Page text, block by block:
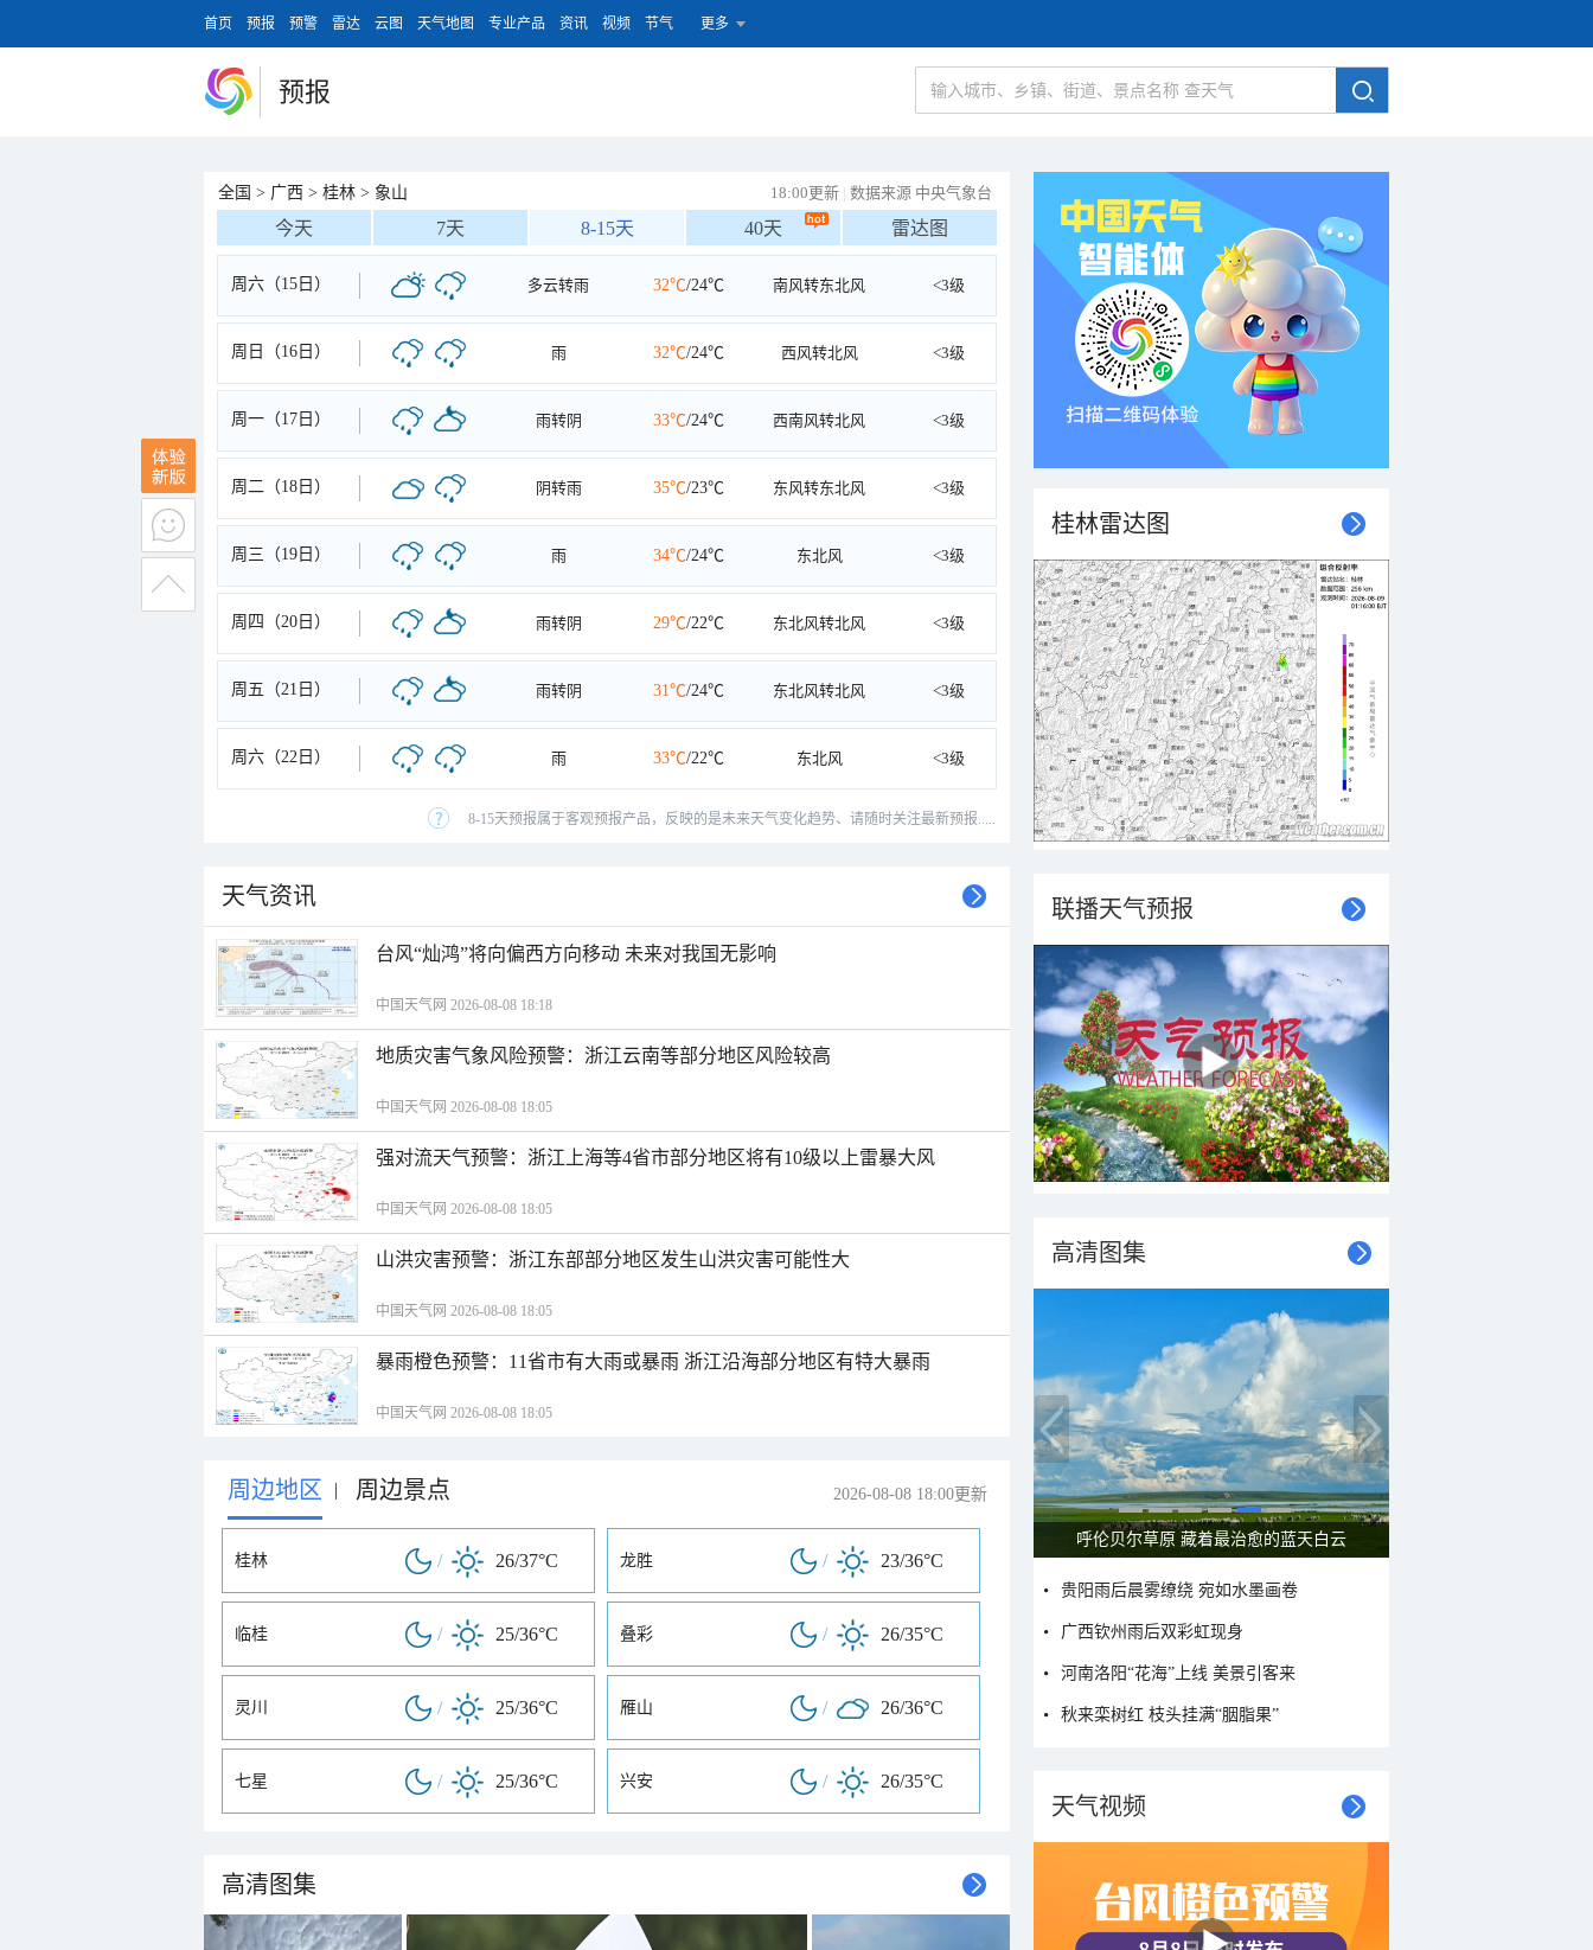
首页 预报 预警 雷达 云图 天气地图 专业产品 资讯 视频 节气 更多
预报
全国 > 广西 > 桂林 > 象山 18:00更新 | 数据来源 中央气象台
今天 7天 8-15天 40天 雷达图
周六（15日） 多云转雨 32℃/24℃ 南风转东北风 <3级
周日（16日） 雨 32℃/24℃ 西风转北风 <3级
周一（17日） 雨转阴 33℃/24℃ 西南风转北风 <3级
周二（18日） 阴转雨 35℃/23℃ 东风转东北风 <3级
周三（19日） 雨 34℃/24℃ 东北风 <3级
周四（20日） 雨转阴 29℃/22℃ 东北风转北风 <3级
周五（21日） 雨转阴 31℃/24℃ 东北风转北风 <3级
周六（22日） 雨 33℃/22℃ 东北风 <3级
8-15天预报属于客观预报产品，反映的是未来天气变化趋势、请随时关注最新预报.....
天气资讯
台风“灿鸿”将向偏西方向移动 未来对我国无影响
中国天气网 2026-08-08 18:18
地质灾害气象风险预警：浙江云南等部分地区风险较高
中国天气网 2026-08-08 18:05
强对流天气预警：浙江上海等4省市部分地区将有10级以上雷暴大风
中国天气网 2026-08-08 18:05
山洪灾害预警：浙江东部部分地区发生山洪灾害可能性大
中国天气网 2026-08-08 18:05
暴雨橙色预警：11省市有大雨或暴雨 浙江沿海部分地区有特大暴雨
中国天气网 2026-08-08 18:05
周边地区 | 周边景点 2026-08-08 18:00更新
桂林 / 26/37°C 龙胜 / 23/36°C
临桂 / 25/36°C 叠彩 / 26/35°C
灵川 / 25/36°C 雁山 / 26/36°C
七星 / 25/36°C 兴安 / 26/35°C
高清图集
桂林雷达图
联播天气预报
高清图集
呼伦贝尔草原 藏着最治愈的蓝天白云
贵阳雨后晨雾缭绕 宛如水墨画卷
广西钦州雨后双彩虹现身
河南洛阳“花海”上线 美景引客来
秋来栾树红 枝头挂满“胭脂果”
天气视频